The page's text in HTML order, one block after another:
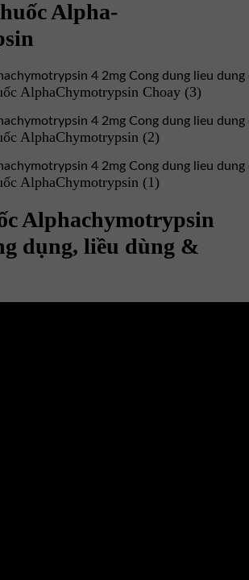
Alpha-
AlphaChymotrypsin Choay (3)
AlphaChymotrypsin (2)
AlphaChymotrypsin (1)
Alphachymotrypsin
dụng, liều dùng &